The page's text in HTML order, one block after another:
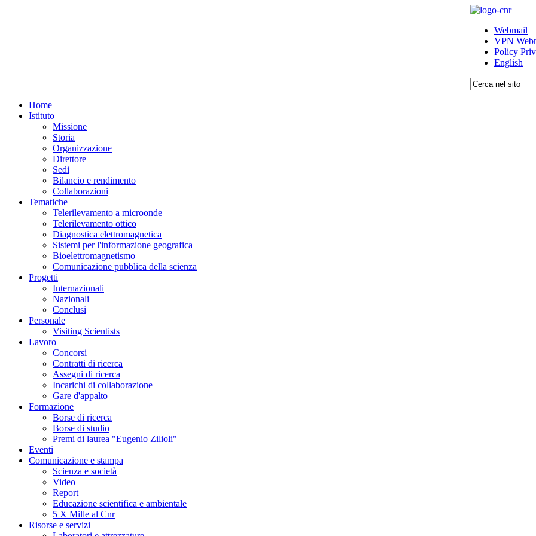
Webmail
VPN
Policy
English
Home
Istituto
Missione
Storia
Organizzazione
Direttore
Sedi
Bilancio e rendimento
Collaborazioni
Tematiche
Telerilevamento a microonde
Telerilevamento ottico
Diagnostica elettromagnetica
Sistemi per l'informazione geografica
Bioelettromagnetismo
Comunicazione pubblica della scienza
Progetti
Internazionali
Nazionali
Conclusi
Personale
Visiting Scientists
Lavoro
Concorsi
Contratti di ricerca
Assegni di ricerca
Incarichi di collaborazione
Gare d'appalto
Formazione
Borse di ricerca
Borse di studio
Premi di laurea "Eugenio Zilioli"
Eventi
Comunicazione e stampa
Scienza e società
Video
Report
Educazione scientifica e ambientale
5 X Mille al Cnr
Risorse e servizi